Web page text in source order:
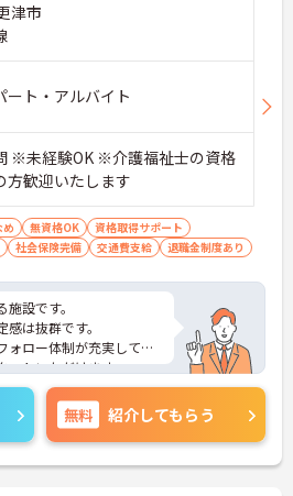
津市
ート・アルバイト
※未経験OK ※介護福祉士の資格
方歓迎いたします
無資格OK
資格取得サポート
社会保険完備 交通費支給 退職金制度あり
設です。
は抜群です。
ォロー体制が充実してお
ートいただけます。
策ポイントなど、さらに
お気軽にご相談くださ
無料 紹介してもらう